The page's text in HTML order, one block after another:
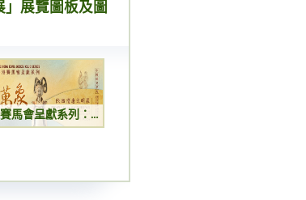
」展覽圖板及圖
「香港賽馬會呈獻系列：長安萬象 ─ 陝西隋唐文明展」展覽圖板及圖書展覽